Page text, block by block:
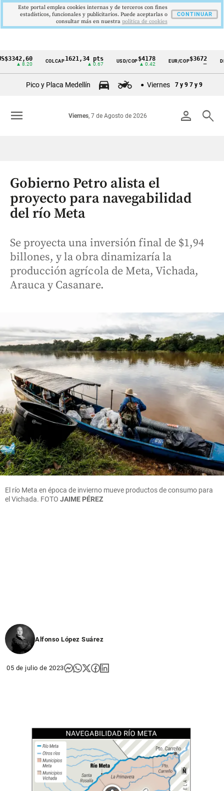
Cintillo
Colombia
COLCAP1621,34 pts USD/COP$4178
▲ 0.42
EUR/COP$3672
—
Pico y Placa Medellín Viernes 7 y 9 7 y 9
person search
Viernes, 7 de Agosto de 2026
menu
Gobierno Petro alista el
proyecto para navegabilidad
del río Meta
Se proyecta una inversión final de $1,94
billones, y la obra dinamizaría la
producción agrícola de Meta, Vichada,
Arauca y Casanare.
El río Meta en época de invierno mueve productos de consumo para
el Vichada. FOTO JAIME PÉREZ
Alfonso López Suárez
05 de julio de 2023
Este portal emplea cookies internas y de terceros con fines
estadísticos, funcionales y publicitarios. Puede aceptarlas o
consultar más en nuestra politica de cookies
CONTINUAR